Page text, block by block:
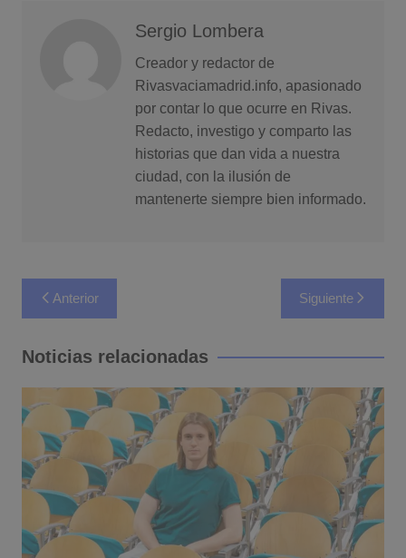
Sergio Lombera
Creador y redactor de
Rivasvaciamadrid.info, apasionado
por contar lo que ocurre en Rivas.
Redacto, investigo y comparto las
historias que dan vida a nuestra
ciudad, con la ilusión de
mantenerte siempre bien informado.
Navegación
de
entradas
Anterior Siguiente
Noticias relacionadas